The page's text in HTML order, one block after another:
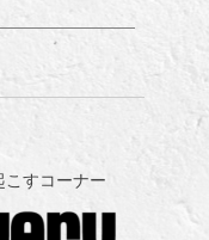
すコーナー